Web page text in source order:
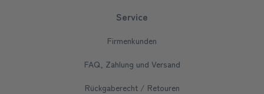
Service
Firmenkunden
FAQ, Zahlung und Versand
Rückgaberecht / Retouren